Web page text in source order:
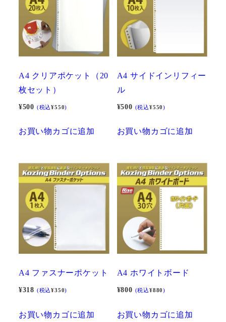
A4 クリアポケット（20
枚セット）
¥500 (税込¥550)
お買い物カゴに追加
A4 サイドインリフィー
ル
¥500 (税込¥550)
お買い物カゴに追加
A4 ファスナーポケット
¥318 (税込¥350)
お買い物カゴに追加
A4 ホワイトボード
¥800 (税込¥880)
お買い物カゴに追加